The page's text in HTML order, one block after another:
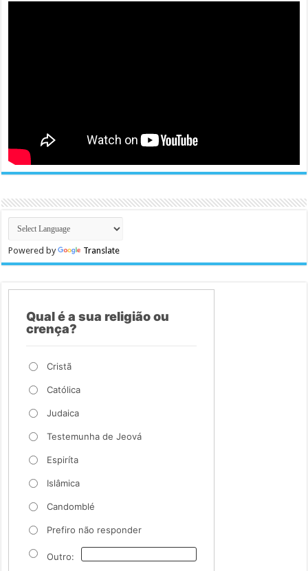
Powered by Translate
Qual é a sua religião ou
crença?
Cristã
Católica
Judaica
Testemunha de Jeová
Espiríta
Islâmica
Candomblé
Prefiro não responder
Outro: